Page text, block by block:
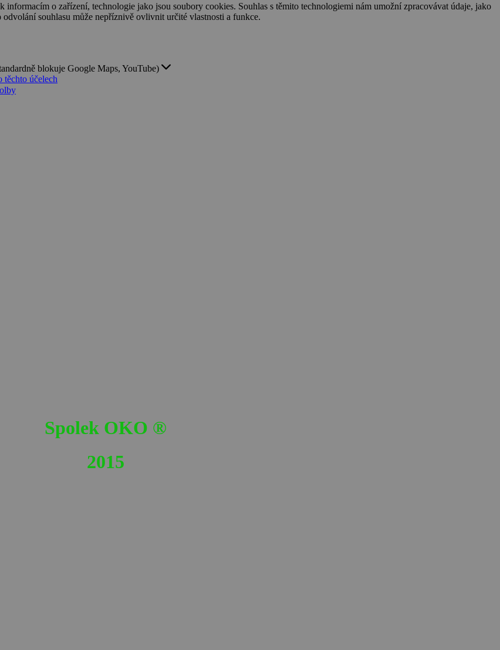
o zařízení, technologie jako jsou soubory cookies. Souhlas s těmito technologiemi nám umožní zpracovávat údaje, jako
souhlasu může nepříznivě ovlivnit určité vlastnosti a funkce.
blokuje Google Maps, YouTube)
těchto účelech
Spolek OKO ®
2015